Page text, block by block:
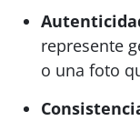
represente
o una foto